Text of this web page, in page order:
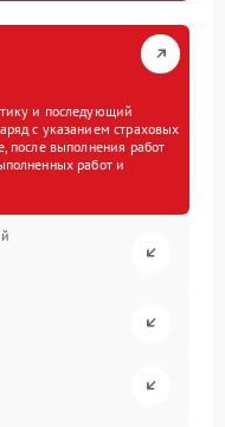
и последующий
с указанием страховых
после выполнения работ
работ и